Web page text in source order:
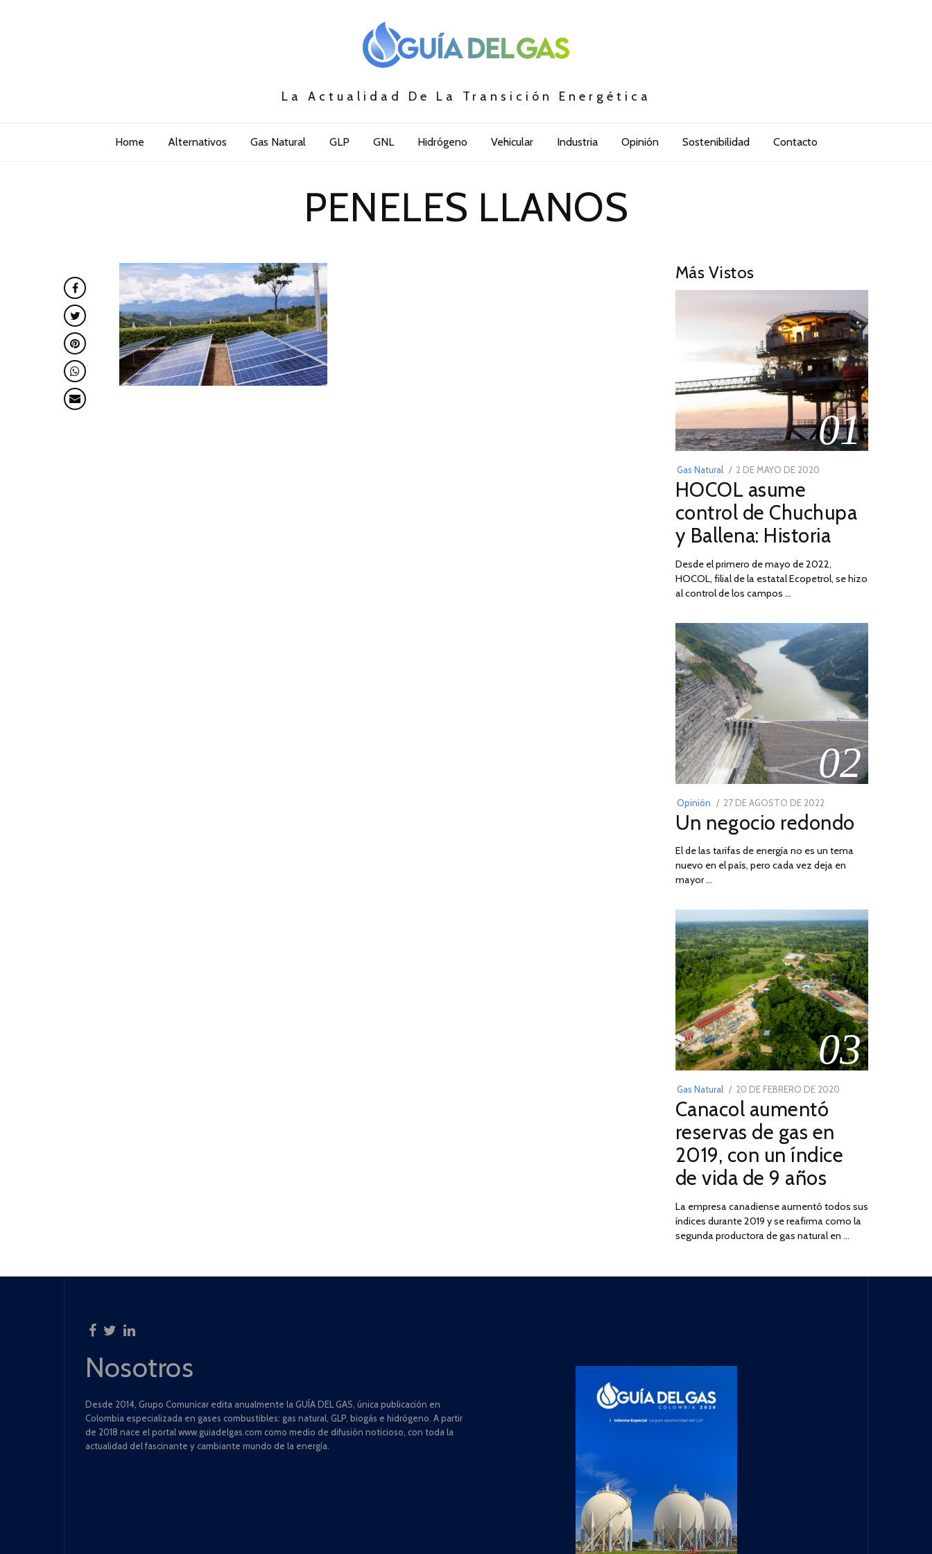
La Actualidad De La Transición Energética
Home Alternativos Gas Natural GLP GNL Hidrógeno Vehicular Industria Opinión Sostenibilidad Contacto
PENELES LLANOS
Más Vistos
01
Gas Natural
POSTED
ON
2 DE MAYO DE 2020
DE
2026
HOCOL asume
control de Chuchupa
y Ballena: Historia
Desde el primero de mayo de 2022,
HOCOL, filial de la estatal Ecopetrol, se hizo
al control de los campos …
02
Opinión
POSTED
ON
27 DE AGOSTO DE 2022
DE
DE
2022
Un negocio redondo
El de las tarifas de energía no es un tema
nuevo en el país, pero cada vez deja en
mayor …
03
Gas Natural
POSTED
ON
20 DE FEBRERO DE 2020
2025
Canacol aumentó
reservas de gas en
2019, con un índice
de vida de 9 años
La empresa canadiense aumentó todos sus
índices durante 2019 y se reafirma como la
segunda productora de gas natural en …
Nosotros
Desde 2014, Grupo Comunicar edita anualmente la GUÍA DEL GAS, única publicación en
Colombia especializada en gases combustibles: gas natural, GLP, biogás e hidrógeno. A partir
de 2018 nace el portal www.guiadelgas.com como medio de difusión noticioso, con toda la
actualidad del fascinante y cambiante mundo de la energía.